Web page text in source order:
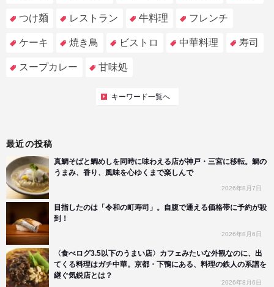
つけ麺 レストラン 牛料理 フレンチ
ケーキ 焼き鳥 ビストロ 中華料理 寿司
スープカレー 甘味処
キーワード一覧へ
最近の投稿
真鯛そばと鯛めしを同時に味わえる店が神戸・三宮に移転。鯛の
うまみ、香り、風味を心ゆくまで楽しんで
2026年8月7日
目指したのは「令和の町寿司」。自腹で通える価格帯に予約が殺
到！
2026年8月6日
〈食べログ3.5以下のうまい店〉カフェみたいな外観なのに、出
てくる料理はガチ中華。京都・下鴨にある、料理の鉄人の系譜を
継ぐ気鋭店とは？
2026年8月6日